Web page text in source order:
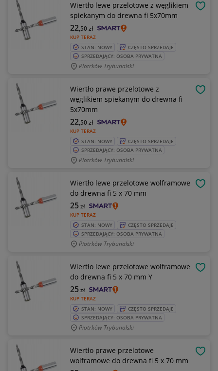
Wiertło lewe przelotowe z węglikiem
spiekanym do drewna fi 5x70mm
KUP TERAZ
22,50zł
STAN: NOWY
CZĘSTO SPRZEDAJE
SPRZEDAJĄCY: OSOBA PRYWATNA
Piotrków Trybunalski
Wiertło prawe przelotowe z
węglikiem spiekanym do drewna fi
5x70mm
KUP TERAZ
22,50zł
STAN: NOWY
CZĘSTO SPRZEDAJE
SPRZEDAJĄCY: OSOBA PRYWATNA
Piotrków Trybunalski
Wiertło lewe przelotowe wolframowe
do drewna fi 5 x 70 mm
KUP TERAZ
25zł
STAN: NOWY
CZĘSTO SPRZEDAJE
SPRZEDAJĄCY: OSOBA PRYWATNA
Piotrków Trybunalski
Wiertło lewe przelotowe wolframowe
do drewna fi 5 x 70 mm Y
KUP TERAZ
25zł
STAN: NOWY
CZĘSTO SPRZEDAJE
SPRZEDAJĄCY: OSOBA PRYWATNA
Piotrków Trybunalski
Wiertło prawe przelotowe
wolframowe do drewna fi 5 x 70 mm